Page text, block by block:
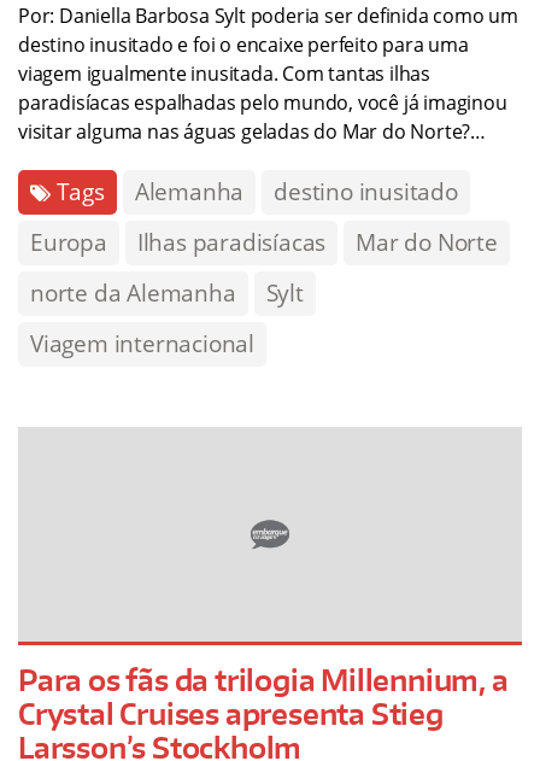
Por: Daniella Barbosa Sylt poderia ser definida como um
destino inusitado e foi o encaixe perfeito para uma
viagem igualmente inusitada. Com tantas ilhas
paradisíacas espalhadas pelo mundo, você já imaginou
visitar alguma nas águas geladas do Mar do Norte?…
Tags Alemanha
destino inusitado
Europa
Ilhas paradisíacas
Mar do Norte
norte da Alemanha
Sylt
Viagem internacional
Para os fãs da trilogia Millennium, a
Crystal Cruises apresenta Stieg
Larsson’s Stockholm